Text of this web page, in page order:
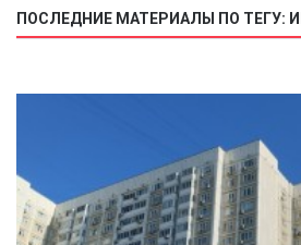
ПОСЛЕДНИЕ МАТЕРИАЛЫ ПО ТЕГУ: